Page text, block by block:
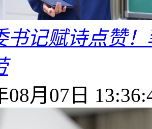
书记赋诗点赞
08月07日